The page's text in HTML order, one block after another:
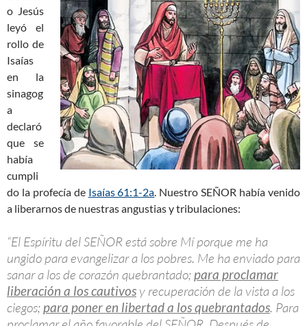
o Jesús
leyó el
rollo de
Isaías
en la
sinagog
a
declaró
que se
había
cumpli
do la profecía de Isaías 61:1-2a. Nuestro SEÑOR había venido
a liberarnos de nuestras angustias y tribulaciones:
“El Espíritu del SEÑOR está sobre Mí porque me ha
ungido para evangelizar a los pobres. Me ha enviado para
sanar a los de corazón quebrantado;para proclamar
liberación a los cautivos y recuperación de la vista a los
ciegos;para poner en libertad a los quebrantados. Para